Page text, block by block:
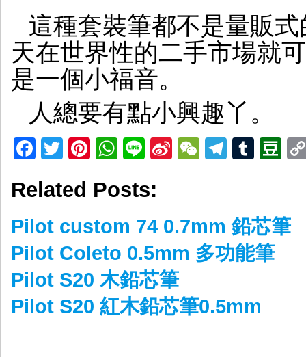
這種套裝筆都不是量販
天在世界性的二手市場就
是一個小福音。
人總要有點小興趣丫。
Facebook
TwitterPinterest
WhatsApp
LineSinaWeChat
Related Posts:
Pilot custom 74 0.7mm 鉛芯筆
Pilot Coleto 0.5mm 多功能筆
Pilot S20 木鉛芯筆
Pilot S20 紅木鉛芯筆0.5mm